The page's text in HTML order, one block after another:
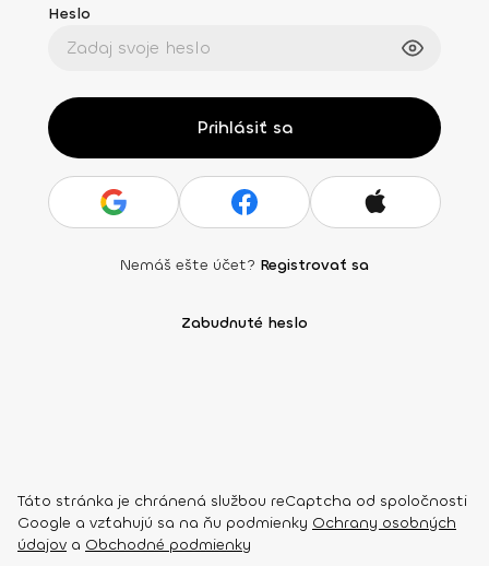
Heslo
Prihlásiť sa
Nemáš ešte účet? Registrovať sa
Zabudnuté heslo
Táto stránka je chránená službou reCaptcha od spoločnosti
Google a vzťahujú sa na ňu podmienky Ochrany osobných
údajov a Obchodné podmienky